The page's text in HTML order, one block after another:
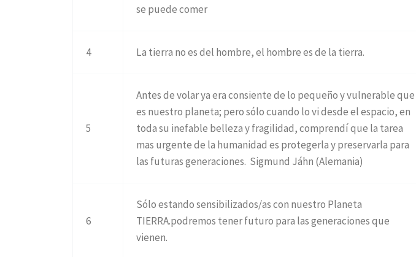
se puede comer
4 La tierra no es del hombre, el hombre es de la tierra.
5
Antes de volar ya era consiente de lo pequeño y vulnerable que
es nuestro planeta; pero sólo cuando lo vi desde el espacio, en
toda su inefable belleza y fragilidad, comprendí que la tarea
mas urgente de la humanidad es protegerla y preservarla para
las futuras generaciones. Sigmund Jáhn (Alemania)
6
Sólo estando sensibilizados/as con nuestro Planeta
TIERRA.podremos tener futuro para las generaciones que
vienen.